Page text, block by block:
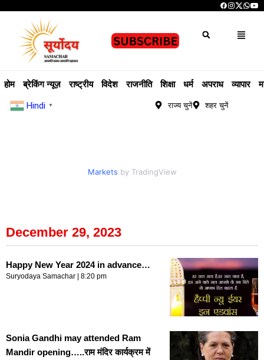
होम ब्रेकिंग न्यूज़ राष्ट्रीय विदेश राजनीति शिक्षा धर्म अपराध व्यापार
Hindi ▼ राज्य चुनें शहर चुनें
Markets by TradingView
December 29, 2023
Happy New Year 2024 in advance…
Suryodaya Samachar 8:20 pm
Sonia Gandhi may attended Ram
Mandir opening…..राम मंदिर कार्यक्रम में